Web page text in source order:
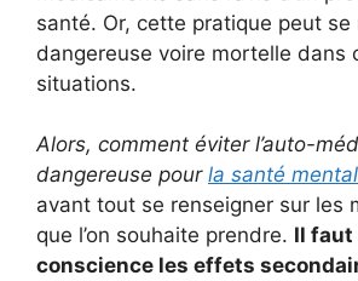
santé. Or, cette pratique peut se
dangereuse voire mortelle dans
situations.
Alors, comment éviter l’auto-
dangereuse pour la santé
avant tout se renseigner sur les
que l’on souhaite prendre. Il faut
conscience les effets